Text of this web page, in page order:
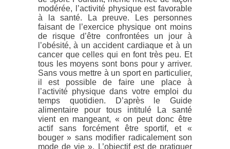
modérée, l’activité physique est favorable
à la santé. La preuve. Les personnes
faisant de l’exercice physique ont moins
de risque d’être confrontées un jour à
l’obésité, à un accident cardiaque et à un
cancer que celles qui en font très peu. Et
tous les moyens sont bons pour y arriver.
Sans vous mettre à un sport en particulier,
il est possible de faire une place à
l’activité physique dans votre emploi du
temps quotidien. D’après le Guide
alimentaire pour tous intitulé La santé
vient en mangeant, « on peut donc être
actif sans forcément être sportif, et «
bouger » sans modifier radicalement son
mode de vie ». L’objectif est de pratiquer